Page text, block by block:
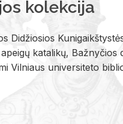
kolekcija
Didžiosios
katalikų, Bažnyčios
Vilniaus universiteto